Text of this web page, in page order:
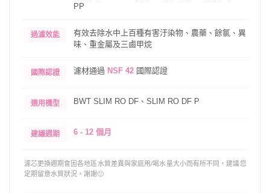
PP
過濾效能
有效去除水中上百種有害汙染物、農藥、餘氯、異
味、重金屬及三鹵甲烷
國際認證 濾材通過 NSF 42國際認證
適用機型 BWT SLIM RO DF、SLIM RO DF P
建議週期 6 - 12 個月
濾芯更換週期會因各地區水質差異與家庭用/喝水量大小而有所不同，建議您
定期留意水質狀況，謝謝🙂